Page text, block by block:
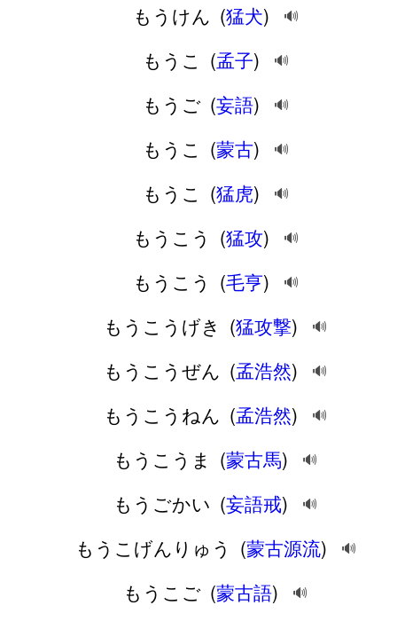
もうけん (猛犬) 🔊
もうこ (孟子) 🔊
もうご (妄語) 🔊
もうこ (蒙古) 🔊
もうこ (猛虎) 🔊
もうこう (猛攻) 🔊
もうこう (毛亨) 🔊
もうこうげき (猛攻撃) 🔊
もうこうぜん (孟浩然) 🔊
もうこうねん (孟浩然) 🔊
もうこうま (蒙古馬) 🔊
もうごかい (妄語戒) 🔊
もうこげんりゅう (蒙古源流) 🔊
もうこご (蒙古語) 🔊